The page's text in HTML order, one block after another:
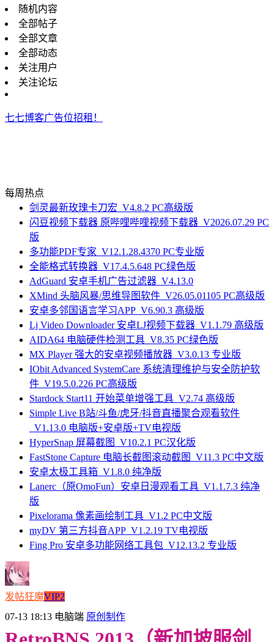
随机内容
全部帖子
全部文章
全部动态
关注用户
关注论坛
七七博客广告位招租！
每周热点
剑灵最新玫瑰卡刀宏_V4.8.2 PC高级版
闪豆视频下载器 原哔哩哔哩视频下载器_V2026.07.29 PC
版
多功能PDF专家_V12.1.28.4370 PC专业版
全能格式转换器_V17.4.5.648 PC绿色版
AdGuard 安卓手机广告过滤器_V4.13.0
XMind 头脑风暴/思维导图软件_V26.05.01105 PC高级版
安卓多邻国语言学习APP_V6.90.3 高级版
Lj Video Downloader 安卓LJ视频下载器_V1.1.79 高级版
AIDA64 电脑硬件检测工具_V8.35 PC绿色版
MX Player 强大的安卓视频播放器_V3.0.13 专业版
IObit Advanced SystemCare 系统清理维护与安全防护软
件_V19.5.0.226 PC高级版
Stardock Start11 开始菜单增强工具_V2.74 高级版
Simple Live B站/斗鱼/虎牙/抖音直播聚合观看软件
_V1.13.0 电脑版+安卓版+TV电视版
HyperSnap 屏幕截图_V10.2.1 PC汉化版
FastStone Capture 电脑长截图滚动截图_V11.3 PC中文版
安卓太极工具箱_V1.8.0 纯净版
Lanerc（原OmoFun）安卓日漫观看工具_V1.1.7.3 纯净
版
Pixelorama 像素画绘制工具_V1.2 PC中文版
myDV 第三方抖音APP_V1.2.19 TV电视版
Fing Pro 安卓多功能网络工具包_V12.13.2 专业版
发帖狂魔VIP2
07-13 18:13 电脑端 原创制作